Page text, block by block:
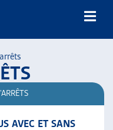
AVEC ET SANS